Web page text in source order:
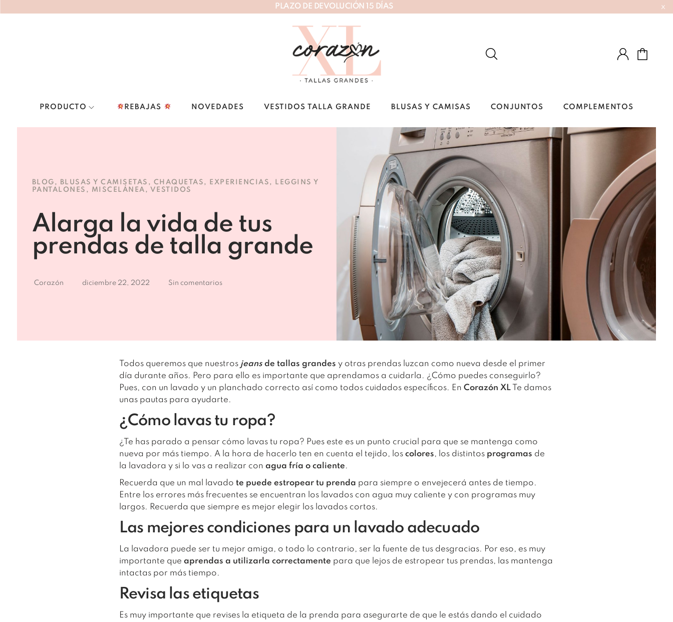
P LAZO DE DEVOLUC ÓN 5 DÍ AS x
PRODUCTO REBAJAS NOVEDADES VESTIDOS TALLA GRANDE BLUSAS Y CAMISAS CONJUNTOS COMPLEMENTOS
BLOG , BLUSAS Y CAMISETAS , CHAQUETAS , EXPERIENCIAS ,
LEGGINS Y
PANTALONES , MISCELÁNEA , VESTIDOS
Alarga la vida de tus
prendas de talla grande
Corazón diciembre 22, 2022 Sin comentarios
Todos queremos que nuestrosjeans de tallas grandes y otras prendas luzcan como nueva desde el primer
día durante años. Pero para ello es importante que aprendamos a cuidarla. ¿Cómo puedes conseguirlo?
Pues, con un lavado y un planchado correcto así como todos cuidados específicos. En Corazón XLTe damos
unas pautas para ayudarte.
¿Cómo lavas tu ropa?
¿Te has parado a pensar cómo lavas tu ropa? Pues este es un punto crucial para que se mantenga como
nueva por más tiempo. A la hora de hacerlo ten en cuenta el tejido, loscolores, los distintos programas de
la lavadora y si lo vas a realizar con agua fría o caliente.
Recuerda que un mal lavado te puede estropear tu prenda para siempre o envejecerá antes de tiempo.
Entre los errores más frecuentes se encuentran los lavados con agua muy caliente y con programas muy
largos. Recuerda que siempre es mejor elegir los lavados cortos.
Las mejores condiciones para un lavado adecuado
La lavadora puede ser tu mejor amiga, o todo lo contrario, ser la fuente de tus desgracias. Por eso, es muy
importante que aprendas a utilizarla correctamente para que lejos de estropear tus prendas, las mantenga
intactas por más tiempo.
Revisa las etiquetas
Es muy importante que revises la etiqueta de la prenda para asegurarte de que le estás dando el cuidado